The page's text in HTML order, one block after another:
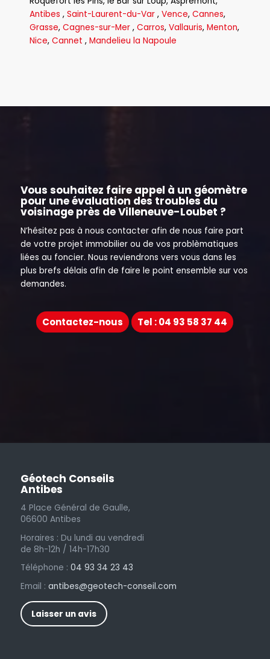
Antibes , Saint-Laurent-du-Var , Vence, Cannes,
Grasse, Cagnes-sur-Mer , Carros, Vallauris, Menton,
Nice, Cannet , Mandelieu la Napoule
Vous souhaitez faire appel à un géomètre
pour une évaluation des troubles du
voisinage près de Villeneuve-Loubet ?
N’hésitez pas à nous contacter afin de nous faire part
de votre projet immobilier ou de vos problèmatiques
liées au foncier. Nous reviendrons vers vous dans les
plus brefs délais afin de faire le point ensemble sur vos
demandes.
Contactez-nous Tel : 04 93 58 37 44
Géotech Conseils
Antibes
4 Place Général de Gaulle,
06600 Antibes
Horaires : Du lundi au vendredi
de 8h-12h / 14h-17h30
Téléphone : 04 93 34 23 43
Email : antibes@geotech-conseil.com
Laisser un avis